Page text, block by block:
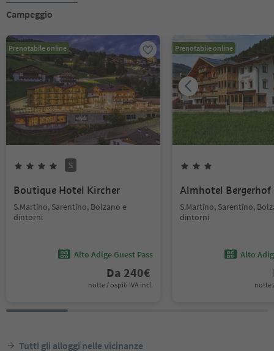
Campeggio
Prenotabile online
S
Boutique Hotel Kircher
S.Martino, Sarentino, Bolzano e
dintorni
Alto Adige Guest Pass
Da 240€
notte / ospiti IVA incl.
Prenotabile online
Almhotel Bergerhof
S.Martino, Sarentino,
dintorni
Alto
notte
Tutti gli alloggi nelle vicinanze